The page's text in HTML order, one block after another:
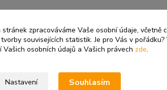
zpracováváme Vaše osobní údaje, včetně
souvisejících statistik. Je pro Vás v
Vašich osobních údajů a Vašich právech zde.
Nastavení Souhlasím